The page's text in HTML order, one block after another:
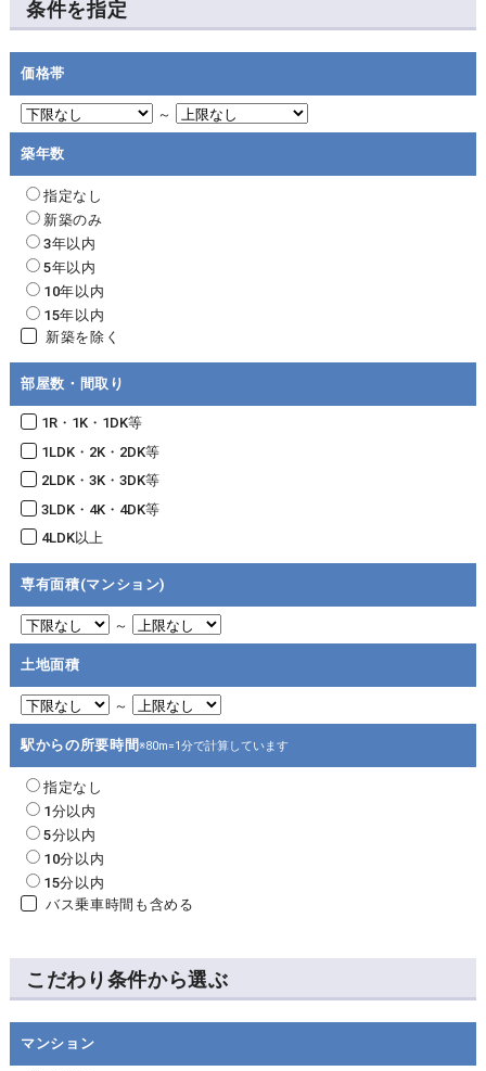
条件を指定
価格帯
～
築年数
指定なし
新築のみ
3年以内
5年以内
10年以内
15年以内
新築を除く
部屋数・間取り
1R・1K・1DK等
1LDK・2K・2DK等
2LDK・3K・3DK等
3LDK・4K・4DK等
4LDK以上
専有面積(マンション)
～
土地面積
～
駅からの所要時間※80m=1分で計算しています
指定なし
1分以内
5分以内
10分以内
15分以内
バス乗車時間も含める
こだわり条件から選ぶ
マンション